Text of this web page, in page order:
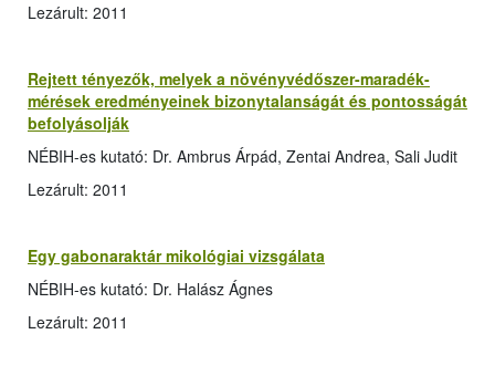
Lezárult: 2011
Rejtett tényezők, melyek a növényvédőszer-maradék-
mérések eredményeinek bizonytalanságát és pontosságát
befolyásolják
NÉBIH-es kutató: Dr. Ambrus Árpád, Zentai Andrea, Sali Judit
Lezárult: 2011
Egy gabonaraktár mikológiai vizsgálata
NÉBIH-es kutató: Dr. Halász Ágnes
Lezárult: 2011